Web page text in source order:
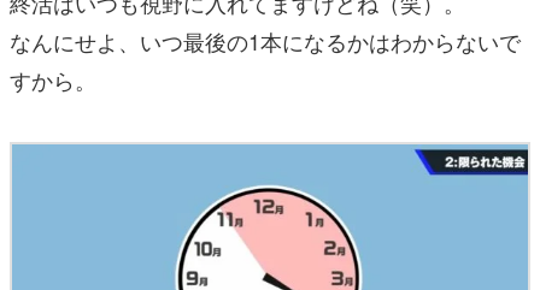
なんにせよ、いつ最後の1本になるかはわからないで
すから。